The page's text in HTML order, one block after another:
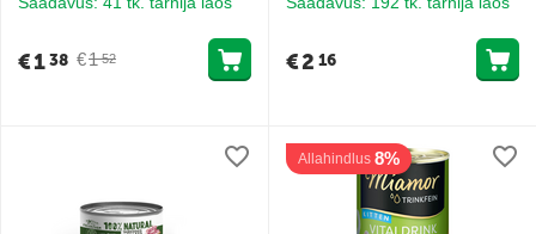
€1 52
€138 €2 16
Allahindlus 8%